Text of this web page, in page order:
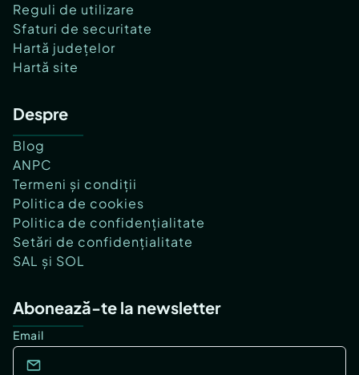
Reguli de utilizare
Sfaturi de securitate
Hartă județelor
Hartă site
Despre
Blog
ANPC
Termeni și condiții
Politica de cookies
Politica de confidențialitate
Setări de confidențialitate
SAL și SOL
Abonează-te la newsletter
Email